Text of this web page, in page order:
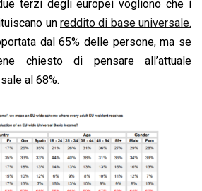
e
a
d
s
i
l
y
L
i
n
n
t
terzi degli europei vogliono che i
un reddito di base universale.
dal 65% delle persone, ma se
chiesto di pensare all’attuale
al 68%.